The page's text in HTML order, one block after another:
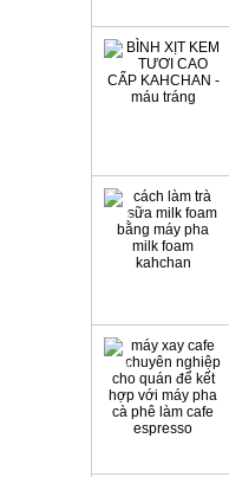
- 22%
- 17%